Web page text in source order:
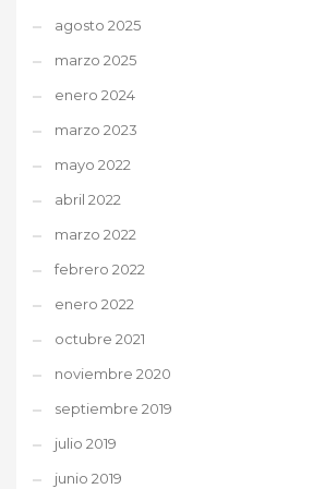
agosto 2025
marzo 2025
enero 2024
marzo 2023
mayo 2022
abril 2022
marzo 2022
febrero 2022
enero 2022
octubre 2021
noviembre 2020
septiembre 2019
julio 2019
junio 2019